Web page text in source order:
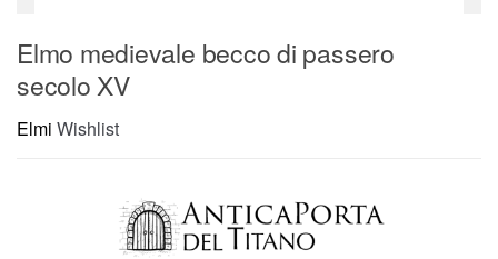
Elmo medievale becco di passero
secolo XV
Elmi Wishlist